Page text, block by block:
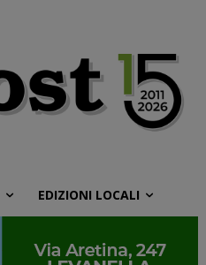
EDIZIONI LOCALI